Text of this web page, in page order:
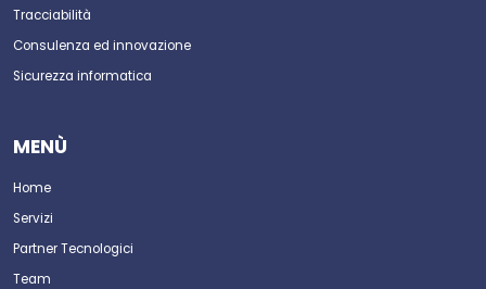
Tracciabilità
Consulenza ed innovazione
Sicurezza informatica
MENÙ
Home
Servizi
Partner Tecnologici
Team